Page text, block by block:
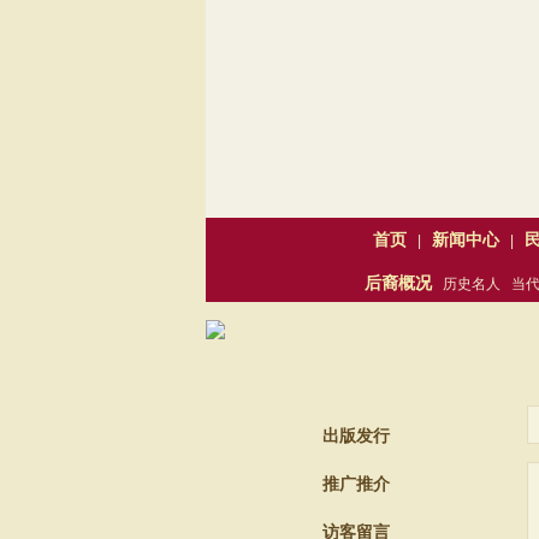
首页 新闻中心|
后裔概况 历史名人 当
出版发行
推广推介
访客留言